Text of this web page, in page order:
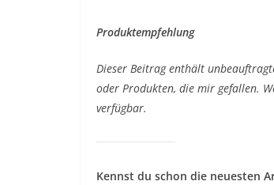
Produktempfehlung
Dieser Beitrag enthält
oder Produkten, die mir gefallen.
verfügbar.
Kennst du schon die neuesten